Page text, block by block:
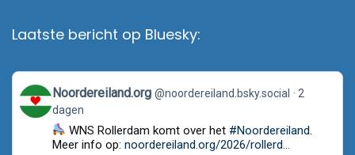
Laatste bericht op Bluesky:
View
post
by
Noordereiland.org
Bluesky
Noordereiland.org @noordereiland.bsky.social
2
dagen
WNS Rollerdam komt over het #Noordereiland
Meer info op: noordereiland.org/2026/rollerd...